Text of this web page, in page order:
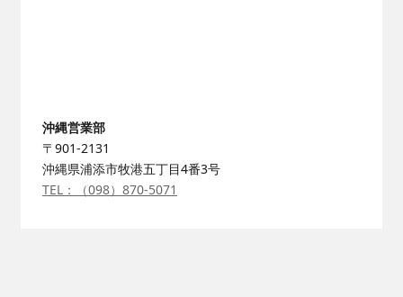
沖縄営業部
〒901-2131
沖縄県浦添市牧港五丁目4番3号
TEL：（098）870-5071